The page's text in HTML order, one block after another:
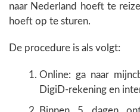
naar Nederland hoeft te
hoeft op te sturen.
De procedure is als volgt:
Online: ga naar
DigiD-rekening en